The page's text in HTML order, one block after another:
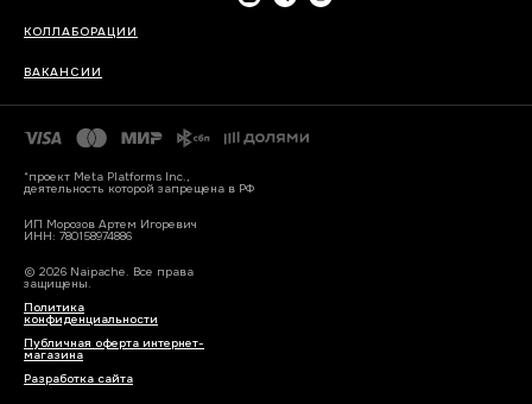
КОЛЛАБОРАЦИИ
ВАКАНСИИ
*проект Meta Platforms Inc.,
деятельность которой запрещена в РФ
ИП Морозов Артем Игоревич
ИНН: 780158974886
© 2026 Naipache. Все права
защищены.
Политика
конфиденциальности
Публичная оферта интернет-
магазина
Разработка сайта